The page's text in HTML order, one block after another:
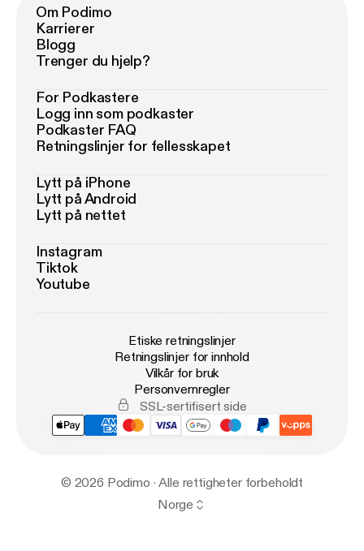
Om Podimo
Karrierer
Blogg
Trenger du hjelp?
For Podkastere
Logg inn som podkaster
Podkaster FAQ
Retningslinjer for fellesskapet
Lytt på iPhone
Lytt på Android
Lytt på nettet
Instagram
Tiktok
Youtube
Etiske retningslinjer
Retningslinjer for innhold
Vilkår for bruk
Personvernregler
SSL-sertifisert side
© 2026 Podimo · Alle rettigheter forbeholdt
Norge